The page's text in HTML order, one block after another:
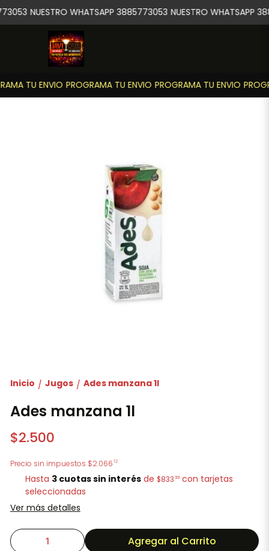
TU ENVIO PROGRAMA TU ENVIO PROGRAMA TU ENVIO
NUESTRO WHATSAPP 3885773053 NUESTRO WHATSAPP
Inicio / Jugos / Ades manzana 1l
Ades manzana 1l
$2.500
Precio sin impuestos $2.06612
Hasta 3 cuotas sin interés de $833 33 con tarjetas
seleccionadas
Ver más detalles
Agregar al Carrito